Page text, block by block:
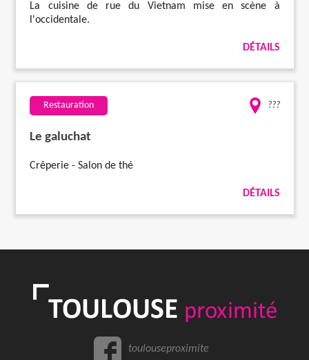
La cuisine de rue du Vietnam mise en scène à
l'occidentale.
DÉTAILS
Restauration ???
Le galuchat
Crêperie - Salon de thé
DÉTAILS
toulouseproximite